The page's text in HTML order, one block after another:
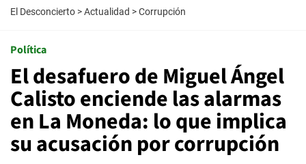
El Desconcierto >Actualidad >Corrupción
Política
El desafuero de Miguel Ángel
Calisto enciende las alarmas
en La Moneda: lo que implica
su acusación por corrupción